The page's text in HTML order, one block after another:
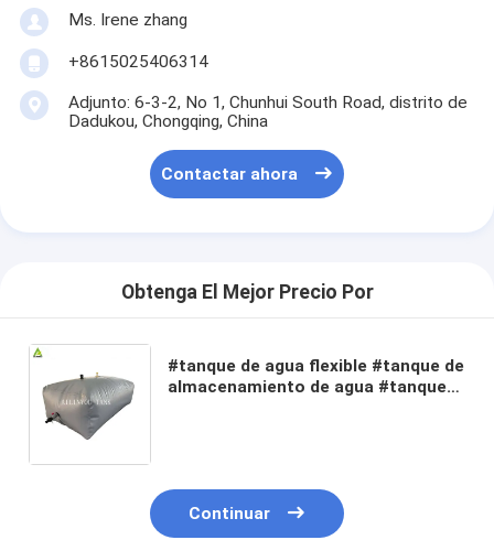
Ms. Irene zhang
+8615025406314
Adjunto: 6-3-2, No 1, Chunhui South Road, distrito de
Dadukou, Chongqing, China
Contactar ahora
Obtenga El Mejor Precio Por
#tanque de agua flexible #tanque de
almacenamiento de agua #tanque
Continuar